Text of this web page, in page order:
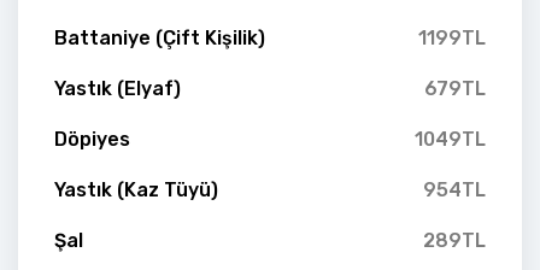
Battaniye (Çift Kişilik) 1199TL
Yastık (Elyaf) 679TL
Döpiyes 1049TL
Yastık (Kaz Tüyü) 954TL
Şal 289TL